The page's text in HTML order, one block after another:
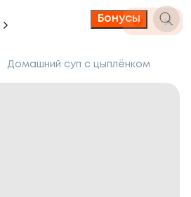
Бонусы
Домашний суп с цыплёнком